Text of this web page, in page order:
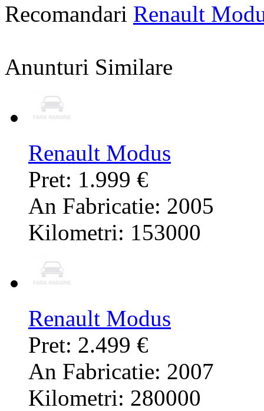
Recomandari Renault
Anunturi Similare
Renault Modus
Pret: 1.999 €
An Fabricatie: 2005
Kilometri: 153000
Renault Modus
Pret: 2.499 €
An Fabricatie: 2007
Kilometri: 280000